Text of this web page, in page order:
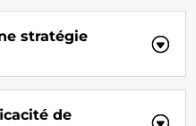
stratégie
de